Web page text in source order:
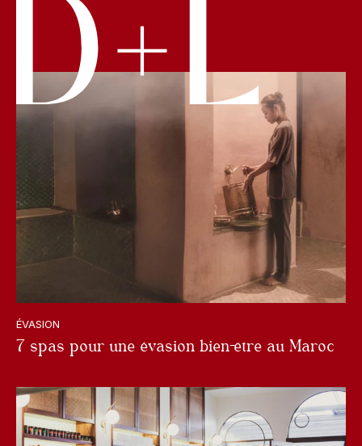
ÉVASION
7 spas pour une évasion bien-être au Maroc